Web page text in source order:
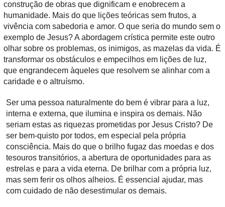
construção de obras que dignificam e enobrecem a
humanidade. Mais do que lições teóricas sem frutos, a
vivência com sabedoria e amor. O que seria do mundo sem o
exemplo de Jesus? A abordagem crística permite este outro
olhar sobre os problemas, os inimigos, as mazelas da vida. É
transformar os obstáculos e empecilhos em lições de luz,
que engrandecem àqueles que resolvem se alinhar com a
caridade e o altruísmo.
Ser uma pessoa naturalmente do bem é vibrar para a luz,
interna e externa, que ilumina e inspira os demais. Não
seriam estas as riquezas prometidas por Jesus Cristo? De
ser bem-quisto por todos, em especial pela própria
consciência. Mais do que o brilho fugaz das moedas e dos
tesouros transitórios, a abertura de oportunidades para as
estrelas e para a vida eterna. De brilhar com a própria luz,
mas sem ferir os olhos alheios. É essencial ajudar, mas
com cuidado de não desestimular os demais.